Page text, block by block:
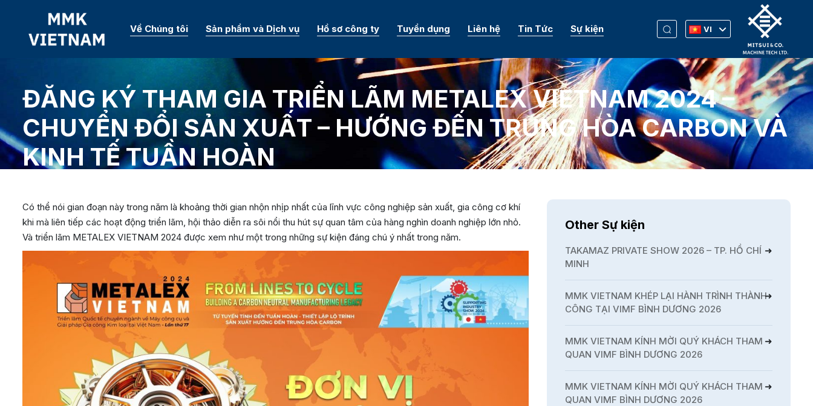
Về Chúng tôi Sản phẩm và Dịch vụ Hồ sơ công ty Tuyển dụng Liên hệ Tin Tức Sự kiện VI
ĐĂNG KÝ THAM GIA TRIỂN LÃM METALEX VIETNAM 2024 –
CHUYỂN ĐỔI SẢN XUẤT – HƯỚNG ĐẾN TRUNG HÒA CARBON VÀ
KINH TẾ TUẦN HOÀN
Có thể nói gian đoạn này trong năm là khoảng thời gian nhộn nhịp nhất của lĩnh vực công nghiệp sản xuất, gia công cơ khí
khi mà liên tiếp các hoạt động triển lãm, hội thảo diễn ra sôi nổi thu hút sự quan tâm của hàng nghìn doanh nghiệp lớn nhỏ.
Và triển lãm METALEX VIETNAM 2024 được xem như một trong những sự kiện đáng chú ý nhất trong năm.
Other Sự kiện
TAKAMAZ PRIVATE SHOW 2026 – TP. HỒ CHÍ
MINH
MMK VIETNAM KHÉP LẠI HÀNH TRÌNH THÀNH
CÔNG TẠI VIMF BÌNH DƯƠNG 2026
MMK VIETNAM KÍNH MỜI QUÝ KHÁCH THAM
QUAN VIMF BÌNH DƯƠNG 2026
MMK VIETNAM KÍNH MỜI QUÝ KHÁCH THAM
QUAN VIMF BÌNH DƯƠNG 2026